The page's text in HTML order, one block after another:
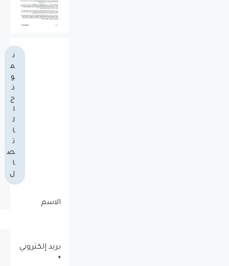
ن
م
و
ذ
ج
ا
ل
ا
ت
ص
ا
ل
الاسم
بريد إلكتروني
*